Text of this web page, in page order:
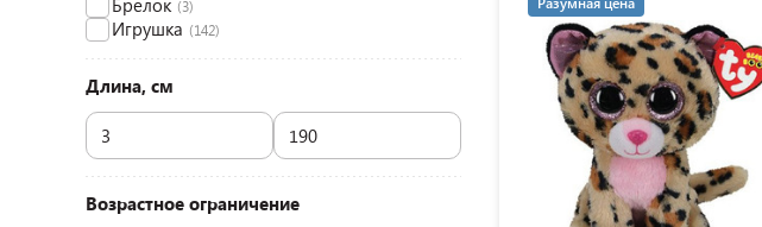
Брелок (3)
Игрушка (142)
Длина, см
Возрастное ограничение